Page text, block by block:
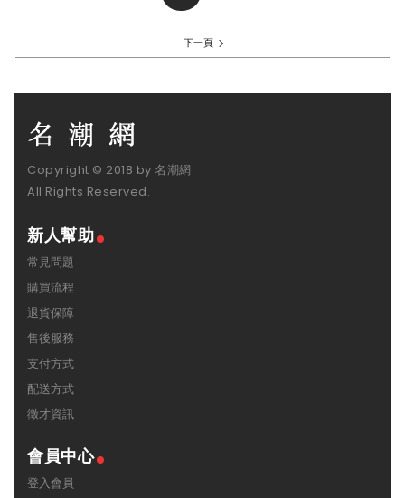
下一頁
Copyright © 2018 by 名潮網
All Rights Reserved.
新人幫助
常見問題
購買流程
退貨保障
售後服務
支付方式
配送方式
徵才資訊
會員中心
登入會員